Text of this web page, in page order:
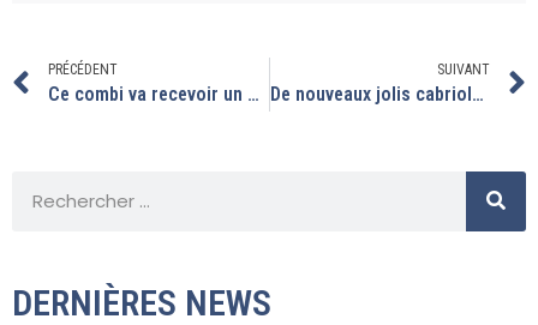
PRÉCÉDENT
Ce combi va recevoir un nouveau réservoir
SUIVANT
De nouveaux jolis cabriolets
DERNIÈRES NEWS